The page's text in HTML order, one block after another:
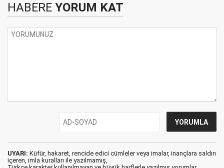
HABERE YORUM KAT
UYARI: Küfür, hakaret, rencide edici cümleler veya imalar, inançlara saldırı
içeren, imla kuralları ile yazılmamış,